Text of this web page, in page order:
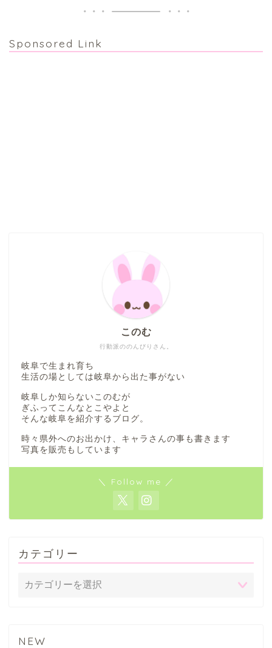
Sponsored Link
行動派ののんびりさん。
このむ
岐阜で生まれ育ち
生活の場としては岐阜から出た事がない
岐阜しか知らないこのむが
ぎふってこんなとこやよと
そんな岐阜を紹介するブログ。
時々県外へのお出かけ、キャラさんの事も書きます
写真を販売もしています
＼ Follow me ／
カテゴリー
NEW